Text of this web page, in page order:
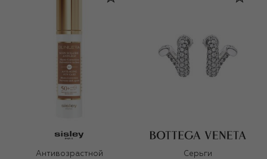
Антивозрастной
Серьги